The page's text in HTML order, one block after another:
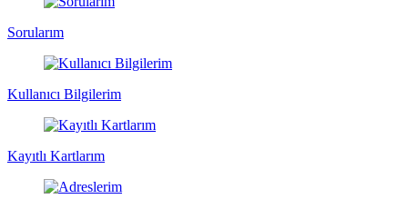
Sorularım
Kullanıcı Bilgilerim
Kayıtlı Kartlarım